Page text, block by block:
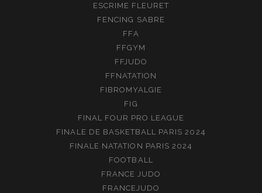
ESCRIME FLEURET
FENCING SABRE
FFA
FFGYM
FFJUDO
FFNATATION
FIBROMYALGIE
FIG
FINAL FOUR PRO LEAGUE
FINALE DE BASKETBALL PARIS 2024
FINALE NATATION PARIS 2024
FOOTBALL
FRANCE JUDO
FRANCEJUDO